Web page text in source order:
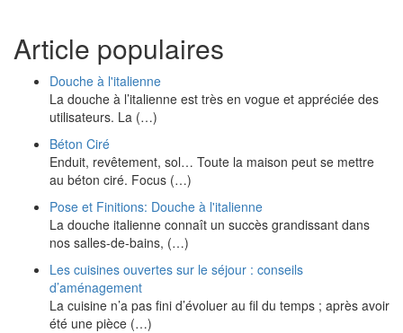
Article populaires
Douche à l'italienne
La douche à l’italienne est très en vogue et appréciée des
utilisateurs. La (…)
Béton Ciré
Enduit, revêtement, sol… Toute la maison peut se mettre
au béton ciré. Focus (…)
Pose et Finitions: Douche à l'italienne
La douche italienne connaît un succès grandissant dans
nos salles-de-bains, (…)
Les cuisines ouvertes sur le séjour : conseils
d’aménagement
La cuisine n’a pas fini d’évoluer au fil du temps ; après avoir
été une pièce (…)